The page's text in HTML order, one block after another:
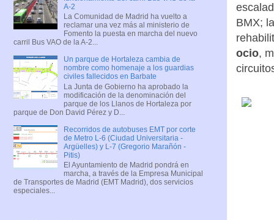
BMX;
ocio,
A-2
La Comunidad de Madrid ha vuelto a
reclamar una vez más al ministerio de
Fomento la puesta en marcha del nuevo
carril Bus VAO de la A-2...
Un parque de Hortaleza cambia de
nombre como homenaje a los guardias
civiles fallecidos en Barbate
La Junta de Gobierno ha aprobado la
modificación de la denominación del
parque de los Llanos de Hortaleza por
parque de Don David Pérez y D...
Recorridos de autobuses EMT por corte
de Metro L-6 (Ciudad Universitaria -
Argüelles) y L-7 (Gregorio Marañón -
Pitis)
El Ayuntamiento de Madrid pondrá en
marcha, a través de la Empresa Municipal
de Transportes de Madrid (EMT Madrid), dos servicios
especiales...